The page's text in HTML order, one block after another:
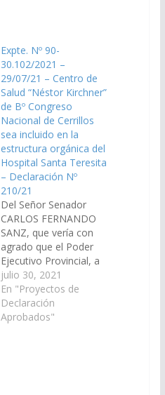
Expte. Nº 90-
30.102/2021 –
29/07/21 – Centro de
Salud “Néstor Kirchner”
de Bº Congreso
Nacional de Cerrillos
sea incluido en la
estructura orgánica del
Hospital Santa Teresita
– Declaración Nº
210/21
Del Señor Senador
CARLOS FERNANDO
SANZ, que vería con
agrado que el Poder
Ejecutivo Provincial, a
través del organismo
que corresponda,
arbitre los medios
necesarios para que el
julio 30, 2021
En "Proyectos de
Declaración
Aprobados"